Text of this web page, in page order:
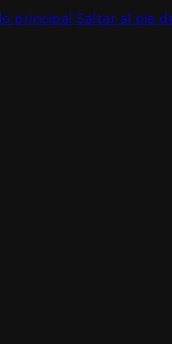
principal Saltar al pie